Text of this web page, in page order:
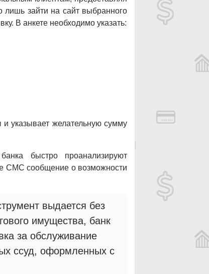
лишь зайти на сайт выбранного
В анкете необходимо указать:
указывает желательную сумму
быстро проанализируют
СМС сообщение о возможности
выдается без
имущества, банк
за обслуживание
ссуд, оформленных с